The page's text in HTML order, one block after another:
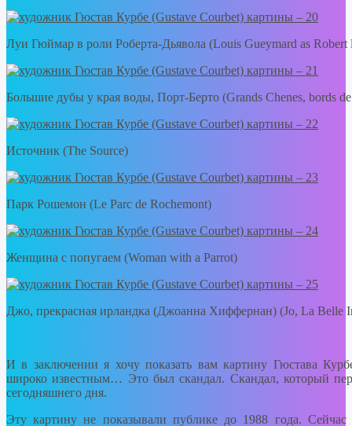
Луи Гюймар в роли Роберта-Дьявола (Louis Gueymard as Robert
Большие дубы у края воды, Порт-Берто (Grands Chenes, bords de
Источник (The Source)
Парк Рошемон (Le Parc de Rochemont)
Женщина с попугаем (Woman with a Parrot)
Джо, прекрасная ирландка (Джоанна Хиффернан) (Jo, La Belle
И в заключении я хочу показать вам картину Гюстава
широко известным… Это был скандал. Скандал, который
сегодняшнего дня.
Эту картину не показывали публике до 1988 года. Сейчас